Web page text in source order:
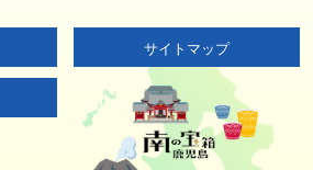
サイトマップ